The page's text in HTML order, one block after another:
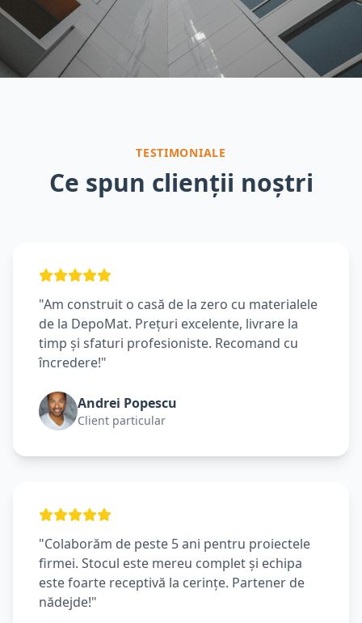
TESTIMONIALE
Ce spun clienții noștri
"Am construit o casă de la zero cu materialele
de la DepoMat. Prețuri excelente, livrare la
timp și sfaturi profesioniste. Recomand cu
încredere!"
Andrei Popescu
Client particular
"Colaborăm de peste 5 ani pentru proiectele
firmei. Stocul este mereu complet și echipa
este foarte receptivă la cerințe. Partener de
nădejde!"